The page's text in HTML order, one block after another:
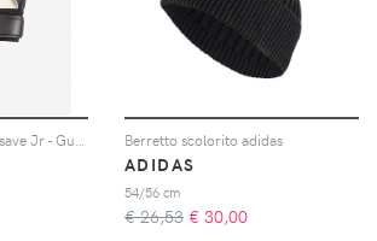
Berretto scolorito adidas
ADIDAS
54/56 cm
€ 26,53 € 30,00